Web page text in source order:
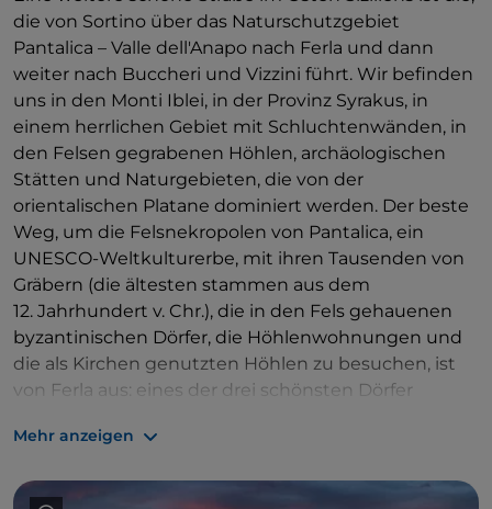
die von Sortino über das Naturschutzgebiet
Pantalica – Valle dell'Anapo nach Ferla und dann
weiter nach Buccheri und Vizzini führt. Wir befinden
uns in den Monti Iblei, in der Provinz Syrakus, in
einem herrlichen Gebiet mit Schluchtenwänden, in
den Felsen gegrabenen Höhlen, archäologischen
Stätten und Naturgebieten, die von der
orientalischen Platane dominiert werden. Der beste
Weg, um die Felsnekropolen von Pantalica, ein
UNESCO-Weltkulturerbe, mit ihren Tausenden von
Gräbern (die ältesten stammen aus dem
12. Jahrhundert v. Chr.), die in den Fels gehauenen
byzantinischen Dörfer, die Höhlenwohnungen und
die als Kirchen genutzten Höhlen zu besuchen, ist
von Ferla aus: eines der drei schönsten Dörfer
und Palazzolo Acreide. Die Straße von Ferla nach
Hochebene, die einen herrlichen Blick auf das
Mehr anzeigen